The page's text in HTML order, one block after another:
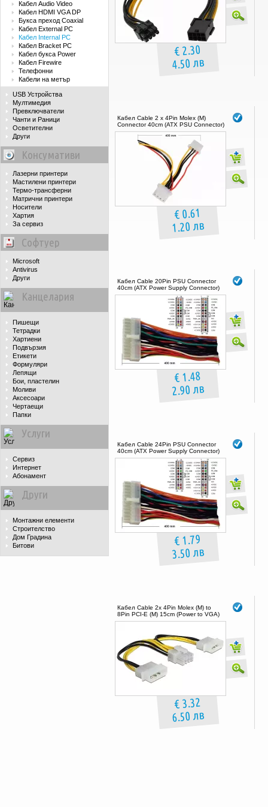
Кабел Audio Video
Кабел HDMI VGA DP
Букса преход Coaxial
Кабел External PC
Кабел Internal PC
Кабел Bracket PC
Кабел букса Power
Кабел Firewire
Телефонни
Кабели на метър
USB Устройства
Мултимедия
Превключватели
Чанти и Раници
Осветителни
Други
Консумативи
Лазерни принтери
Мастилени принтери
Термо-трансферни
Матрични принтери
Носители
Хартия
За сервиз
Софтуер
Microsoft
Antivirus
Други
Канцелария
Пишещи
Тетрадки
Хартиени
Подвързия
Етикети
Формуляри
Лепящи
Бои, пластелин
Моливи
Аксесоари
Чертаещи
Папки
Услуги
Сервиз
Интернет
Абонамент
Други
Монтажни елементи
Строителство
Дом Градина
Битови
€ 2.30
4.50 лв
Кабел Cable 2 x 4Pin Molex (M)
Connector 40cm (ATX PSU Connector)
€ 0.61
1.20 лв
Кабел Cable 20Pin PSU Connector
40cm (ATX Power Supply Connector)
€ 1.48
2.90 лв
Кабел Cable 24Pin PSU Connector
40cm (ATX Power Supply Connector)
€ 1.79
3.50 лв
Кабел Cable 2x 4Pin Molex (M) to
8Pin PCI-E (M) 15cm (Power to VGA)
€ 3.32
6.50 лв